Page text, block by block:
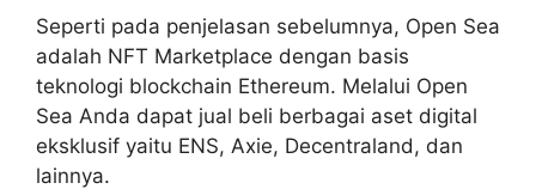
Seperti pada penjelasan sebelumnya, Open Sea
adalah NFT Marketplace dengan basis
teknologi blockchain Ethereum. Melalui Open
Sea Anda dapat jual beli berbagai aset digital
eksklusif yaitu ENS, Axie, Decentraland, dan
lainnya.